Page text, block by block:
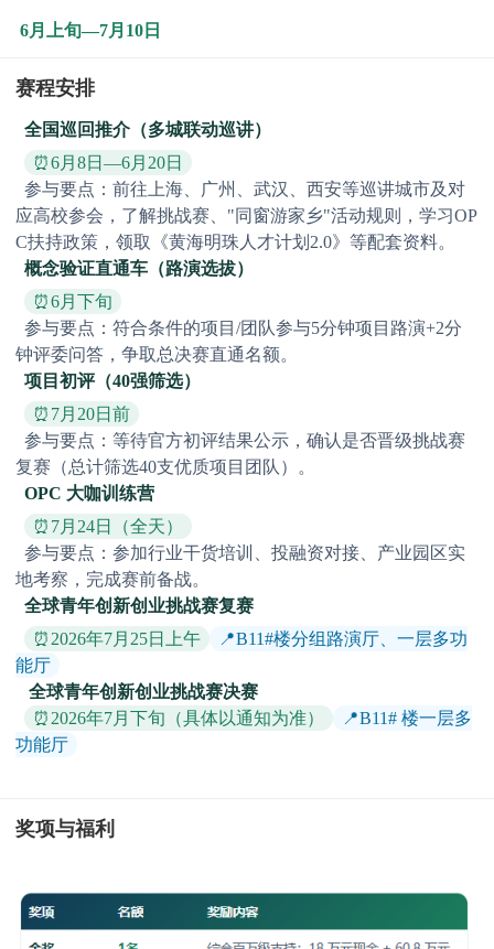
6月上旬—7月10日
赛程安排
全国巡回推介（多城联动巡讲）
⏰6月8日—6月20日
参与要点：前往上海、广州、武汉、西安等巡讲城市及对
应高校参会，了解挑战赛、"同窗游家乡"活动规则，学习OP
C扶持政策，领取《黄海明珠人才计划2.0》等配套资料。
概念验证直通车（路演选拔）
⏰6月下旬
参与要点：符合条件的项目/团队参与5分钟项目路演+2分
钟评委问答，争取总决赛直通名额。
项目初评（40强筛选）
⏰7月20日前
参与要点：等待官方初评结果公示，确认是否晋级挑战赛
复赛（总计筛选40支优质项目团队）。
OPC 大咖训练营
⏰7月24日（全天）
参与要点：参加行业干货培训、投融资对接、产业园区实
地考察，完成赛前备战。
全球青年创新创业挑战赛复赛
⏰2026年7月25日上午
📍B11#楼分组路演厅、一层多功
能厅
全球青年创新创业挑战赛决赛
⏰2026年7月下旬（具体以通知为准）
📍B11# 楼一层多
功能厅
奖项与福利